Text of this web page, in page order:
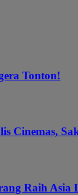
Tonton!
Cinemas,
Raih Asia